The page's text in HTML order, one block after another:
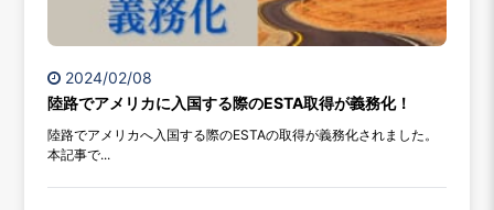
2024/02/08
陸路でアメリカに入国する際のESTA取得が義務化！
陸路でアメリカへ入国する際のESTAの取得が義務化されました。
本記事で...